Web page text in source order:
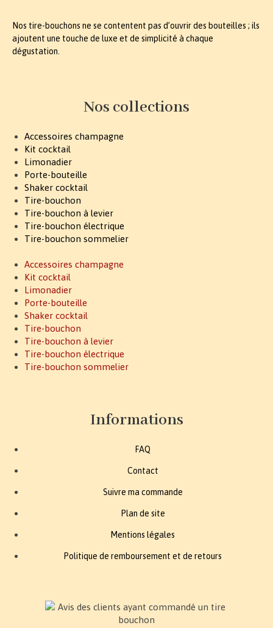
Nos tire-bouchons ne se contentent pas d’ouvrir des bouteilles ; ils
ajoutent une touche de luxe et de simplicité à chaque
dégustation.
Nos collections
Accessoires champagne
Kit cocktail
Limonadier
Porte-bouteille
Shaker cocktail
Tire-bouchon
Tire-bouchon à levier
Tire-bouchon électrique
Tire-bouchon sommelier
Accessoires champagne
Kit cocktail
Limonadier
Porte-bouteille
Shaker cocktail
Tire-bouchon
Tire-bouchon à levier
Tire-bouchon électrique
Tire-bouchon sommelier
Informations
FAQ
Contact
Suivre ma commande
Plan de site
Mentions légales
Politique de remboursement et de retours